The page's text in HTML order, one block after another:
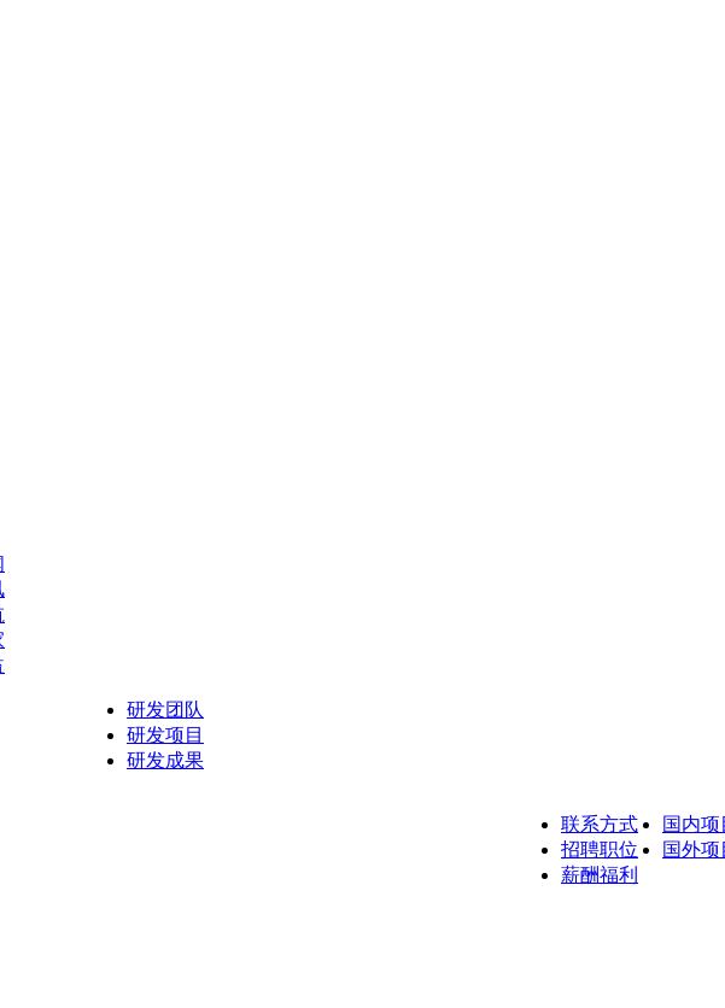
研发团队
研发项目
研发成果
国内项
国外项
联系方式
招聘职位
薪酬福利